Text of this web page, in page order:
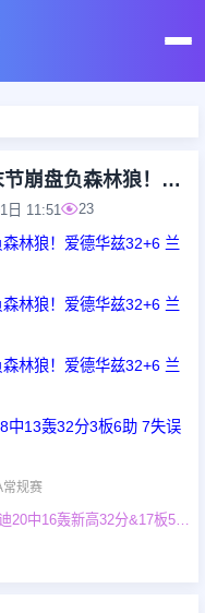
2025年12月01日 马刺3人20+末节崩盘负森林狼！爱德华兹32+6 兰德尔22+6+12
日 11:51 23
林狼！爱德华兹32+6 兰
林狼！爱德华兹32+6 兰
林狼！爱德华兹32+6 兰
中13轰32分3板6助 7失误
常规赛
2025年12月01日 灰熊力挫国王 埃迪20中16轰新高32分&17板5帽 德罗赞23分